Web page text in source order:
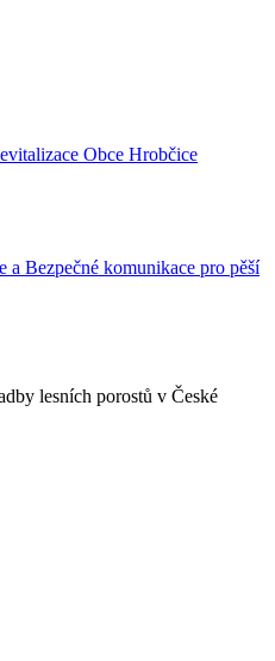
lesních porostů v České